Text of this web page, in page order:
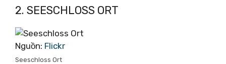
2. SEESCHLOSS ORT
Nguồn: Flickr
Seeschloss Ort